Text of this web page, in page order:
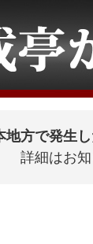
方で発生
詳細はお